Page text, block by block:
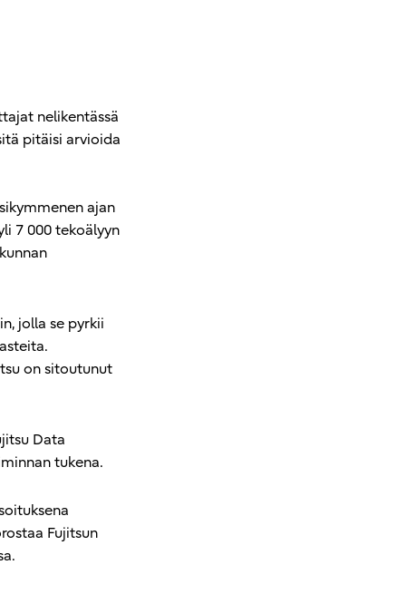
nelikentässä
pitäisi arvioida
ajan
7 000 tekoälyyn
jolla se pyrkii
on sitoutunut
Data
tukena.
Fujitsun